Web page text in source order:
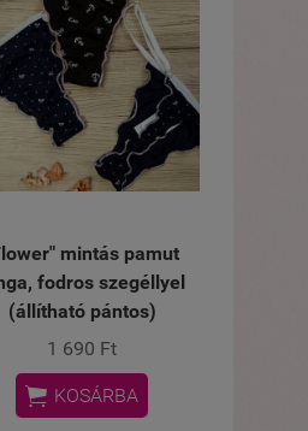
mintás pamut
fodros szegéllyel
(állítható pántos)
1 690 Ft
 KOSÁRBA